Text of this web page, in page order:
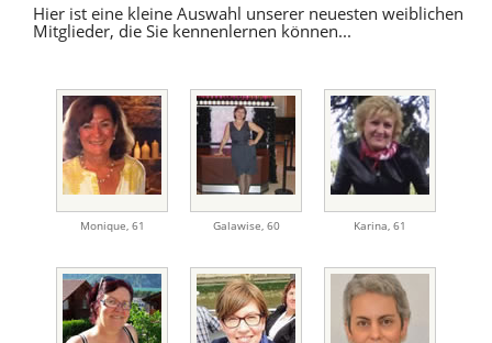
Hier ist eine kleine Auswahl unserer neuesten weiblichen
Mitglieder, die Sie kennenlernen können...
Monique 61 Galawise 60 Karina 61